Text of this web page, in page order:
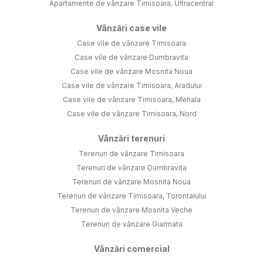
Apartamente de vânzare Timisoara, Ultracentral
Vânzări case vile
Case vile de vânzare Timisoara
Case vile de vânzare Dumbravita
Case vile de vânzare Mosnita Noua
Case vile de vânzare Timisoara, Aradului
Case vile de vânzare Timisoara, Mehala
Case vile de vânzare Timisoara, Nord
Vânzări terenuri
Terenuri de vânzare Timisoara
Terenuri de vânzare Dumbravita
Terenuri de vânzare Mosnita Noua
Terenuri de vânzare Timisoara, Torontalului
Terenuri de vânzare Mosnita Veche
Terenuri de vânzare Giarmata
Vânzări comercial